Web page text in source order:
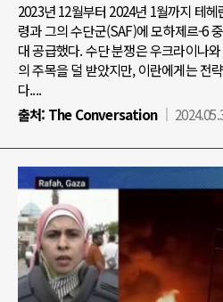
2023년 12월부터 2024년 1월까지 테
령과 그의 수단군(SAF)에 모하제르-6
대 공급했다. 수단 분쟁은 우크라이나
의 주목을 덜 받았지만, 이란에게는 전
다....
출처: The Conversation